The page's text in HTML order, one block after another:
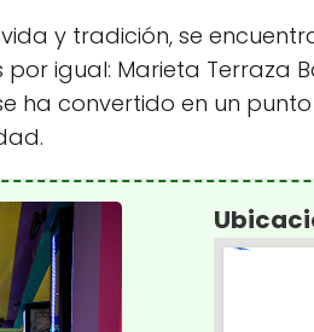
y tradición, se
igual: Marieta Terraza
ha convertido en un